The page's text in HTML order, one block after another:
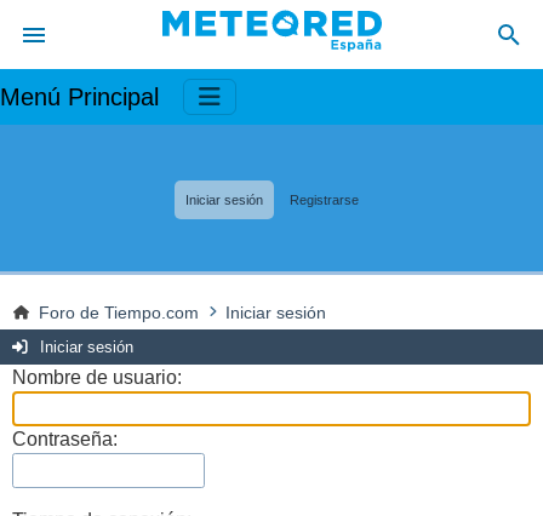
Menú Principal
Iniciar sesión Registrarse
Foro de Tiempo.com Iniciar sesión
Iniciar sesión
Nombre de usuario:
Contraseña: